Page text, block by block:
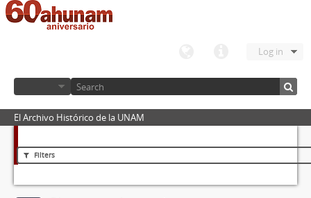
Log in
El Archivo Histórico de la UNAM
Filters